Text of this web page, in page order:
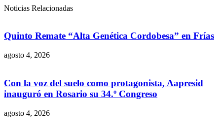
Noticias Relacionadas
Quinto Remate “Alta Genética Cordobesa” en Frías
agosto 4, 2026
Con la voz del suelo como protagonista, Aapresid
inauguró en Rosario su 34.º Congreso
agosto 4, 2026